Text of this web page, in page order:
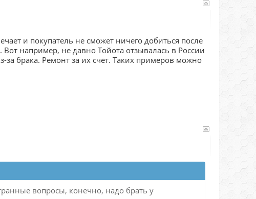
и покупатель не сможет ничего добиться после
например, не давно Тойота отзывалась в России
брака. Ремонт за их счёт. Таких примеров можно
вопросы, конечно, надо брать у